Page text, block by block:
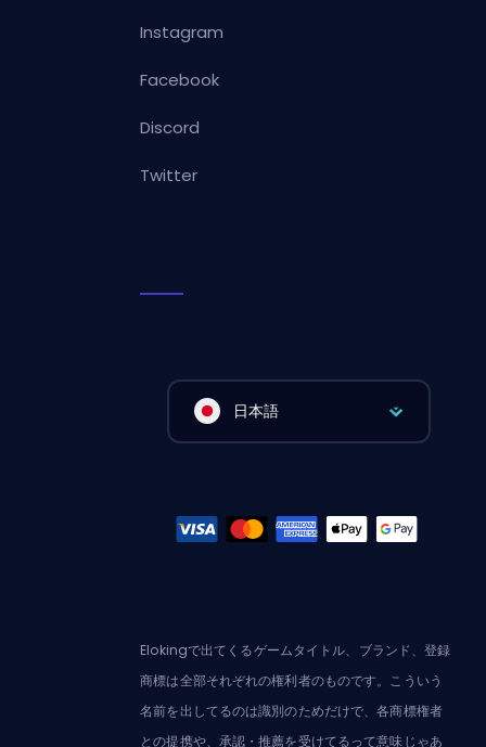
Instagram
Facebook
Discord
Twitter
日本語
Elokingで出てくるゲームタイトル、ブランド、登録
商標は全部それぞれの権利者のものです。こういう
名前を出してるのは識別のためだけで、各商標権者
との提携や、承認・推薦を受けてるって意味じゃあ